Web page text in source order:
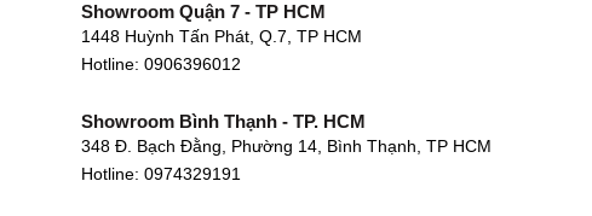
Showroom Quận 7 - TP HCM
1448 Huỳnh Tấn Phát, Q.7, TP HCM
Hotline: 0906396012
Showroom Bình Thạnh - TP. HCM
348 Đ. Bạch Đằng, Phường 14, Bình Thạnh, TP HCM
Hotline: 0974329191